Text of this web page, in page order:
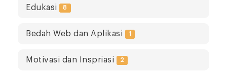
Edukasi 8
Bedah Web dan Aplikasi 1
Motivasi dan Inspriasi 2